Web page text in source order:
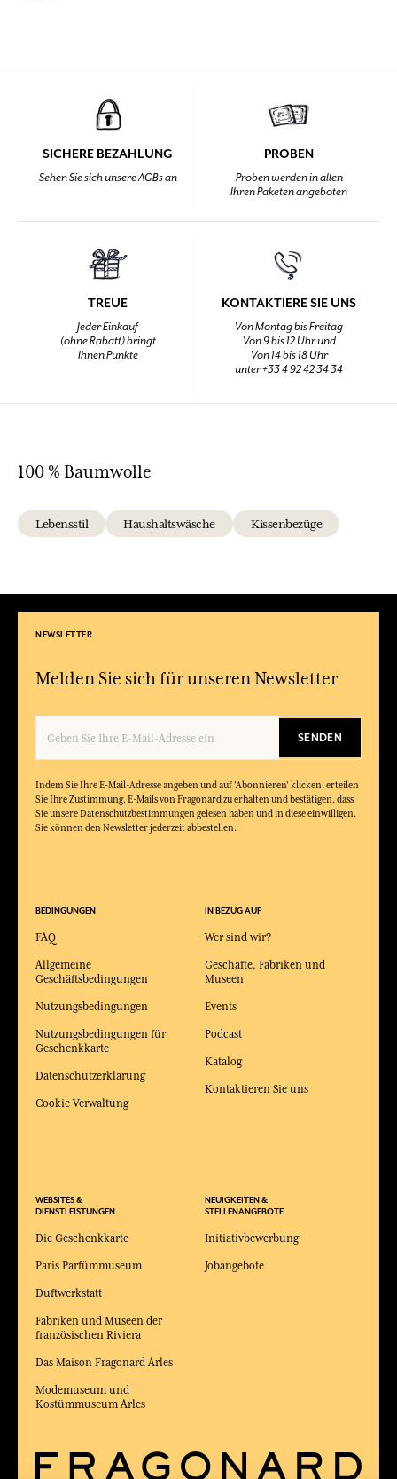
SICHERE BEZAHLUNG
Sehen Sie sich unsere AGBs an
PROBEN
Proben werden in allen
Ihren Paketen angeboten
TREUE
Jeder Einkauf
(ohne Rabatt) bringt
Ihnen Punkte
KONTAKTIERE SIE UNS
Von Montag bis Freitag
Von 9 bis 12 Uhr und
Von 14 bis 18 Uhr
unter +33 4 92 42 34 34
100 % Baumwolle
Lebensstil Haushaltswäsche Kissenbezüge
NEWSLETTER
Melden Sie sich für unseren Newsletter
SENDEN
Indem Sie Ihre E-Mail-Adresse angeben und auf 'Abonnieren' klicken, erteilen
Sie Ihre Zustimmung, E-Mails von Fragonard zu erhalten und bestätigen, dass
Sie unsere Datenschutzbestimmungen gelesen haben und in diese einwilligen.
Sie können den Newsletter jederzeit abbestellen.
BEDINGUNGEN
FAQ
Allgemeine
Geschäftsbedingungen
Nutzungsbedingungen
Nutzungsbedingungen für
Geschenkkarte
Datenschutzerklärung
Cookie Verwaltung
WEBSITES &
DIENSTLEISTUNGEN
Die Geschenkkarte
Paris Parfümmuseum
Duftwerkstatt
Fabriken und Museen der
französischen Riviera
Das Maison Fragonard Arles
Modemuseum und
Kostümmuseum Arles
IN BEZUG AUF
Wer sind wir?
Geschäfte, Fabriken und
Museen
Events
Podcast
Katalog
Kontaktieren Sie uns
NEUIGKEITEN &
STELLENANGEBOTE
Initiativbewerbung
Jobangebote